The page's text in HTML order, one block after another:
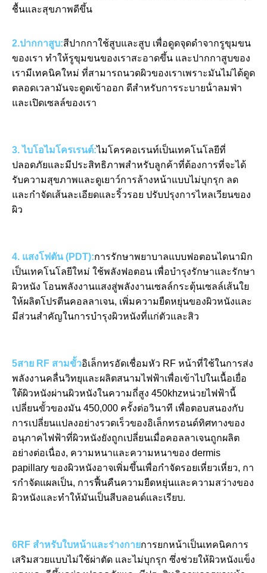
ชื้นและสุขภาพดีขึ้น
2.ปากกาสูบ:สีปากกาใช้สูบและสูบ เพื่อดูดจุดดําจากรูขุมขน
ของเรา ทําให้รูขุมขนของเราสะอาดขึ้น และปากกาสูบของ
เรามีเทคนิคใหม่ ที่สามารถนวดผิวของเราเพราะมันไม่ได้ดูด
ตลอดเวลามันจะดูดเข้าออก ดีสําหรับการระบายน้ําลมฟ่า
และเปิดเซลล์ของเรา
3. ไบโอไมโครเรนต์:ไมโครคอเรนท์เป็นเทคโนโลยีที่
ปลอดภัยและมีประสิทธิภาพสําหรับลูกค้าที่ต้องการที่จะได้
รับความสุขภาพและดูเยาว์การล้างหน้าแบบไม่บุกรุก ลด
และกําจัดเส้นละเอียดและริ้วรอย ปรับปรุงการไหลเวียนของ
ผิว
4. แสงโฟตัน (PDT):การรักษาพยาบาลแบบฟอตอนไดนามิก
เป็นเทคโนโลยีใหม่ ใช้พลังฟอตอน เพื่อบํารุงรักษาและรักษา
ผิวหนัง โอนพลังงานแสงสู่พลังงานเซลล์กระตุ้นเซลล์เส้นใย
ให้ผลิตโปรตีนคอลลาเจน, เพิ่มความยืดหยุ่นของผิวหนังและ
มีส่วนสําคัญในการบํารุงผิวหนังที่แก่ตัวและสิว
5สาย RF สามขั้วอิเล็กทรอัดเชื่อมหัว RF หน้าที่ใช้ในการส่ง
พลังงานคลื่นวิทยุและผลิตสนามไฟฟ้าเพื่อเข้าไปในเนื้อเยื่อ
ใต้ผิวหนังผ่านผิวหนังในความถี่สูง 450khzหน่วยไฟฟ้านี้
เปลี่ยนขั้วของมัน 450,000 ครั้งต่อวินาที เพื่อตอบสนองกับ
การเปลี่ยนแปลงอย่างรวดเร็วของอิเล็กทรอนด์ทิศทางของ
อนุภาคไฟฟ้าที่ผิวหนังยังถูกเปลี่ยนเมื่อคอลลาเจนถูกผลิต
อย่างต่อเนื่อง, ความหนาและความหนาของ dermis
papillary ของผิวหนังอาจเพิ่มขึ้นเพื่อกําจัดรอยเหี่ยวเหี่ยว, กา
รกําจัดแผลเป็น, การฟื้นคืนความยืดหยุ่นและความสว่างของ
ผิวหนังและทําให้มันเป็นสีบลอนด์และเรียบ.
6RF สําหรับใบหน้าและร่างกายการยกหน้าเป็นเทคนิคการ
เสริมสวยแบบไม่ใช้ผ่าตัด และไม่บุกรุก ซึ่งช่วยให้ผิวหนังแข็ง